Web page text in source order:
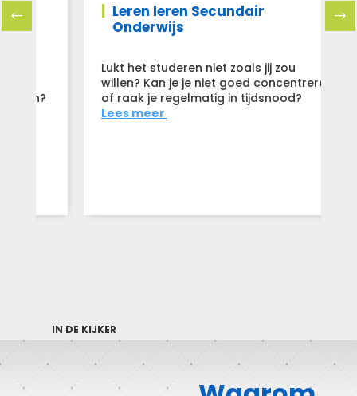
Leren leren Secundair
Onderwijs
Lukt het studeren niet zoals jij zou
willen? Kan je je niet goed concentreren
of raak je regelmatig in tijdsnood?
Lees meer
IN DE KIJKER